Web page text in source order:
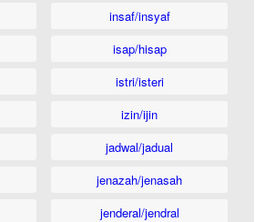
insaf/insyaf
isap/hisap
istri/isteri
izin/ijin
jadwal/jadual
jenazah/jenasah
jenderal/jendral